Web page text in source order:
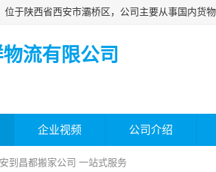
流有限公司
企业视频 公司介绍
到昌都搬家公司 一站式服务